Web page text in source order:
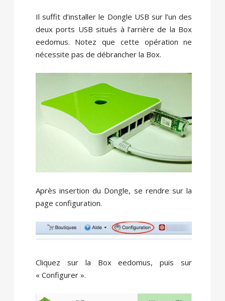
Il suffit d’installer le Dongle USB sur l’un des
deux ports USB situés à l’arrière de la Box
eedomus. Notez que cette opération ne
nécessite pas de débrancher la Box.
Après insertion du Dongle, se rendre sur la
page configuration.
Cliquez sur la Box eedomus, puis sur
« Configurer ».